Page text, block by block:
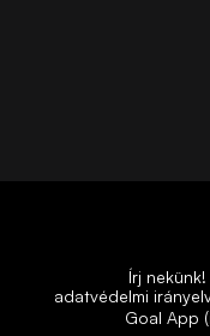
Írj nekünk!
adatvédelmi
Goal App